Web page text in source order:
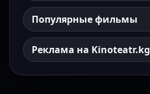
Популярные фильмы
Реклама на Kinoteatr.kg